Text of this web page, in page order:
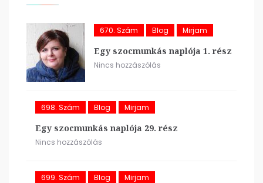
670. Szám Blog Mirjam
Egy szocmunkás naplója 1. rész
Nincs hozzászólás
698. Szám Blog Mirjam
Egy szocmunkás naplója 29. rész
Nincs hozzászólás
699. Szám Blog Mirjam